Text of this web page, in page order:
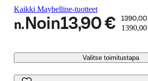
Kaikki Maybelline-tuotteet
n. Noin13,90 €
Valitse toimitustapa